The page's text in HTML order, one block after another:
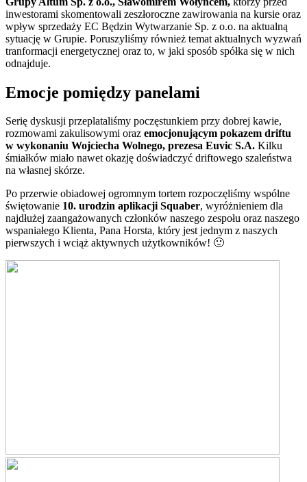
inwestorami skomentowali zeszłoroczne zawirowania na kursie oraz
wpływ sprzedaży EC Będzin Wytwarzanie Sp. z o.o. na aktualną
sytuację w Grupie. Poruszyliśmy również temat aktualnych wyzwań
tranformacji energetycznej oraz to, w jaki sposób spółka się w nich
odnajduje.
Emocje pomiędzy panelami
Serię dyskusji przeplataliśmy poczęstunkiem przy dobrej kawie,
rozmowami zakulisowymi oraz emocjonującym pokazem driftu
w wykonaniu Wojciecha Wolnego, prezesa Euvic S.A. Kilku
śmiałków miało nawet okazję doświadczyć driftowego szaleństwa
na własnej skórze.
Po przerwie obiadowej ogromnym tortem rozpoczęliśmy wspólne
świętowanie 10. urodzin aplikacji Squaber, wyróżnieniem dla
najdłużej zaangażowanych członków naszego zespołu oraz naszego
wspaniałego Klienta, Pana Horsta, który jest jednym z naszych
pierwszych i wciąż aktywnych użytkowników! 🙂